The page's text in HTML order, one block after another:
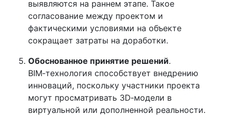
выявляются на раннем этапе. Такое
согласование между проектом и
фактическими условиями на объекте
сокращает затраты на доработки.
Обоснованное принятие решений.
BIM‑технология способствует внедрению
инноваций, поскольку участники проекта
могут просматривать 3D‑модели в
виртуальной или дополненной реальности.